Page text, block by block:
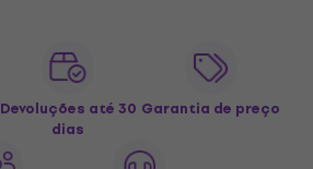
Devoluções até 30
dias
Garantia de preço